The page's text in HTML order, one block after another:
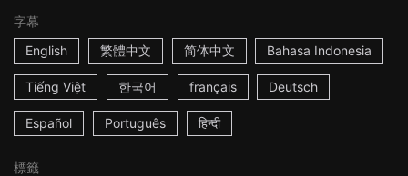
字幕
English
繁體中文 简体中文 Bahasa Indonesia
Tiếng Việt 한국어 français Deutsch
Español Português हिन्दी
標籤